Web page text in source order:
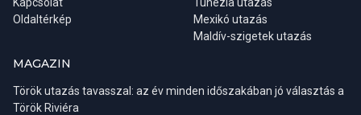
Oldaltérkép
Mexikó utazás
Maldív-szigetek utazás
MAGAZIN
Török utazás tavasszal: az év minden időszakában jó választás a
Török Riviéra